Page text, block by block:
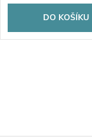
DO KOŠÍKU